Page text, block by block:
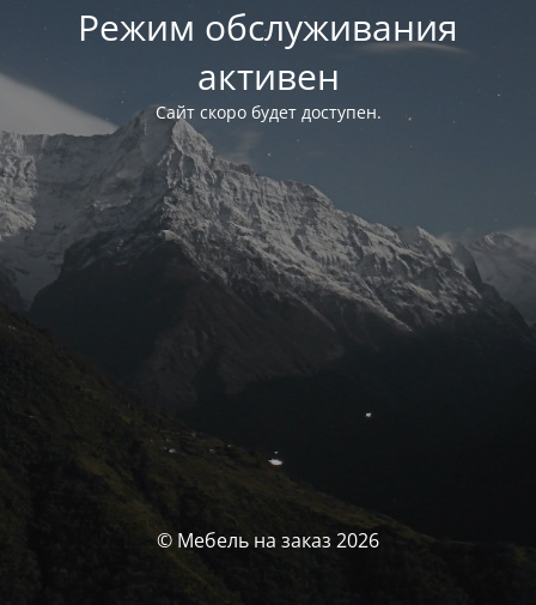
Режим обслуживания
активен
Сайт скоро будет доступен.
© Мебель на заказ 2026